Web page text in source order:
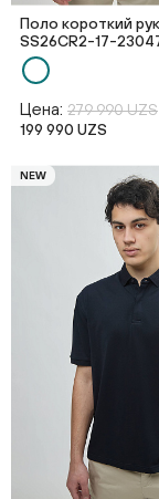
Поло короткий
SS26CR2-17-
Цена: 279 990 UZS
199 990 UZS
NEW